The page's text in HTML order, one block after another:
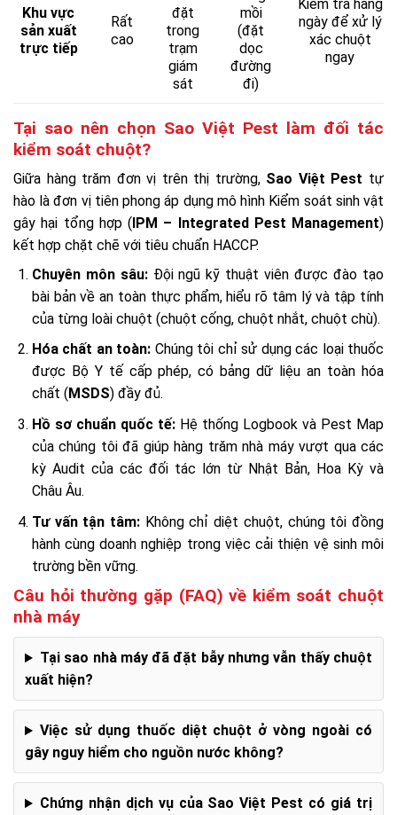
Khu vực
sản xuất
trực tiếp
Rất
cao
đặt
trong
trạm
giám
sát
mồi
(đặt
dọc
đường
đi)
Kiểm tra hàng
ngày để xử lý
xác chuột
ngay
Tại sao nên chọn Sao Việt Pest làm đối tác
kiểm soát chuột?
Giữa hàng trăm đơn vị trên thị trường, Sao Việt Pest tự
hào là đơn vị tiên phong áp dụng mô hình Kiểm soát sinh vật
gây hại tổng hợp (IPM – Integrated Pest Management)
kết hợp chặt chẽ với tiêu chuẩn HACCP.
Chuyên môn sâu:Đội ngũ kỹ thuật viên được đào tạo
bài bản về an toàn thực phẩm, hiểu rõ tâm lý và tập tính
của từng loài chuột (chuột cống, chuột nhắt, chuột chù).
Hóa chất an toàn: Chúng tôi chỉ sử dụng các loại thuốc
được Bộ Y tế cấp phép, có bảng dữ liệu an toàn hóa
chất ( MSDS) đầy đủ.
Hồ sơ chuẩn quốc tế:Hệ thống Logbook và Pest Map
của chúng tôi đã giúp hàng trăm nhà máy vượt qua các
kỳ Audit của các đối tác lớn từ Nhật Bản, Hoa Kỳ và
Châu Âu.
Tư vấn tận tâm:Không chỉ diệt chuột, chúng tôi đồng
hành cùng doanh nghiệp trong việc cải thiện vệ sinh môi
trường bền vững.
Câu hỏi thường gặp (FAQ) về kiểm soát chuột
nhà máy
Tại sao nhà máy đã đặt bẫy nhưng vẫn thấy chuột
xuất hiện?
Việc sử dụng thuốc diệt chuột ở vòng ngoài có
gây nguy hiểm cho nguồn nước không?
Chứng nhận dịch vụ của Sao Việt Pest có giá trị